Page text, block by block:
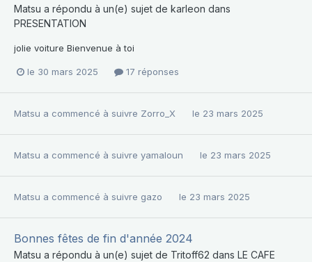
Matsu a répondu à un(e) sujet de karleon dans
PRESENTATION
jolie voiture Bienvenue à toi
le 30 mars 2025 17 réponses
Matsu a commencé à suivre Zorro_X le 23 mars 2025
Matsu a commencé à suivre yamaloun le 23 mars 2025
Matsu a commencé à suivre gazo le 23 mars 2025
Bonnes fêtes de fin d'année 2024
Matsu a répondu à un(e) sujet de Tritoff62 dans LE CAFE